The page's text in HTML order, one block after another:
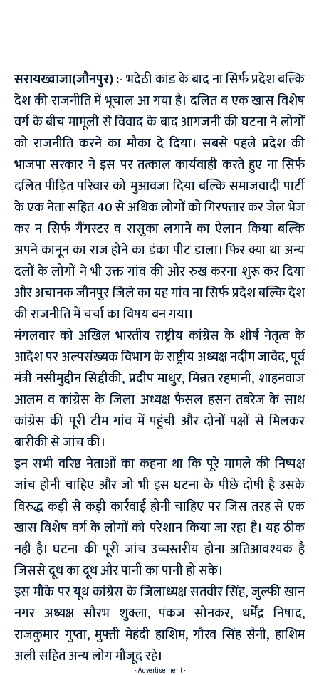
सरायख्वाजा(जौनपुर) :-भदेठी कांड के बाद ना सिर्फ प्रदेश बल्कि
देश की राजनीति में भूचाल आ गया है। दलित व एक खास विशेष
वर्ग के बीच मामूली से विवाद के बाद आगजनी की घटना ने लोगों
को राजनीति करने का मौका दे दिया। सबसे पहले प्रदेश की
भाजपा सरकार ने इस पर तत्काल कार्यवाही करते हुए ना सिर्फ
दलित पीड़ित परिवार को मुआवजा दिया बल्कि समाजवादी पार्टी
के एक नेता सहित 40 से अधिक लोगों को गिरफ्तार कर जेल भेज
कर न सिर्फ गैंगस्टर व रासुका लगाने का ऐलान किया बल्कि
अपने कानून का राज होने का डंका पीट डाला। फिर क्या था अन्य
दलों के लोगों ने भी उक्त गांव की ओर रुख करना शुरू कर दिया
और अचानक जौनपुर जिले का यह गांव ना सिर्फ प्रदेश बल्कि देश
की राजनीति में चर्चा का विषय बन गया।
मंगलवार को अखिल भारतीय राष्ट्रीय कांग्रेस के शीर्ष नेतृत्व के
आदेश पर अल्पसंख्यक विभाग के राष्ट्रीय अध्यक्ष नदीम जावेद, पूर्व
मंत्री नसीमुद्दीन सिद्दीकी, प्रदीप माथुर, मिन्नत रहमानी, शाहनवाज
आलम व कांग्रेस के जिला अध्यक्ष फैसल हसन तबरेज के साथ
कांग्रेस की पूरी टीम गांव में पहुंची और दोनों पक्षों से मिलकर
बारीकी से जांच की।
इन सभी वरिष्ठ नेताओं का कहना था कि पूरे मामले की निष्पक्ष
जांच होनी चाहिए और जो भी इस घटना के पीछे दोषी है उसके
विरुद्ध कड़ी से कड़ी कार्रवाई होनी चाहिए पर जिस तरह से एक
खास विशेष वर्ग के लोगों को परेशान किया जा रहा है। यह ठीक
नहीं है। घटना की पूरी जांच उच्चस्तरीय होना अतिआवश्यक है
जिससे दूध का दूध और पानी का पानी हो सके।
इस मौके पर यूथ कांग्रेस के जिलाध्यक्ष सतवीर सिंह, जुल्फी खान
नगर अध्यक्ष सौरभ शुक्ला, पंकज सोनकर, धर्मेंद्र निषाद,
राजकुमार गुप्ता, मुफ्ती मेहंदी हाशिम, गौरव सिंह सैनी, हाशिम
अली सहित अन्य लोग मौजूद रहे।
- Advertisement -